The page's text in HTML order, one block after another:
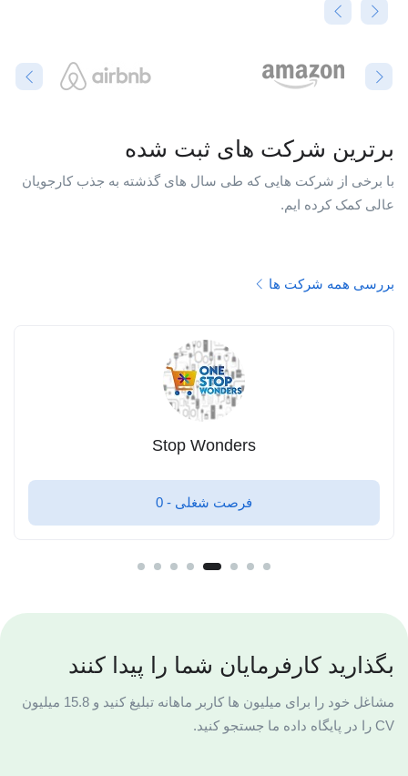
برترین شرکت های ثبت شده
با برخی از شرکت هایی که طی سال های گذشته به جذب کارجویان
عالی کمک کرده ایم.
بررسی همه شرکت ها
بگذارید کارفرمایان شما را پیدا کنند
مشاغل خود را برای میلیون ها کاربر ماهانه تبلیغ کنید و 15.8 میلیون
CV را در پایگاه داده ما جستجو کنید.